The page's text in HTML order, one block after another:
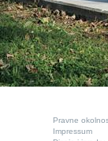
Pravne
Impressum